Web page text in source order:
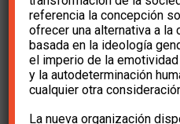
personas
en el
de
completo)
referencia la concepción
ofrecer una alternativa a la
basada en la ideología
el imperio de la
y la autodeterminación
cualquier otra
La nueva organización